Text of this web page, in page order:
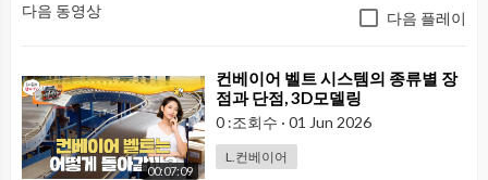
다음 동영상 다음 플레이
00:07:09
⁣컨베이어 벨트 시스템의 종류별 장
점과 단점, 3D모델링
0 :조회수 · 01 Jun 2026
L.컨베이어